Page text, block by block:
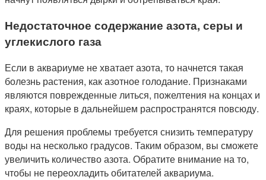
Недостаточное содержание азота, серы и
углекислого газа
Если в аквариуме не хватает азота, то начнется такая
болезнь растения, как азотное голодание. Признаками
являются поврежденные литься, пожелтения на концах и
краях, которые в дальнейшем распространятся повсюду.
Для решения проблемы требуется снизить температуру
воды на несколько градусов. Таким образом, вы сможете
увеличить количество азота. Обратите внимание на то,
чтобы не переохладить обитателей аквариума.